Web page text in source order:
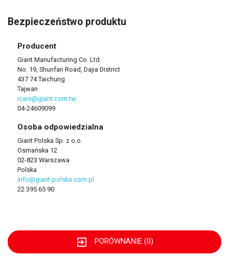
Bezpieczeństwo produktu
Producent
Giant Manufacturing Co. Ltd.
No. 19, Shunfan Road, Dajia District
437 74 Taichung
Tajwan
icare@giant.com.tw
04-24609099
Osoba odpowiedzialna
Giant Polska Sp. z o.o.
Osmańska 12
02-823 Warszawa
Polska
info@giant-polska.com.pl
22 395 65 90
exit_to_app PORÓWNANIE (0)